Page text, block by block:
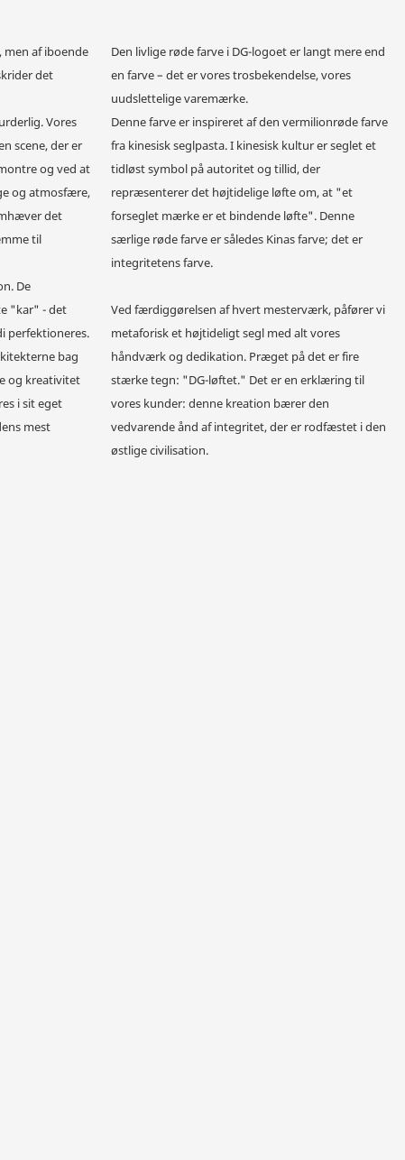
men af ​​iboende
det
Vores
scene, der er
og ved at
og atmosfære,
det
til
De
"kar" - det
perfektioneres.
bag
og kreativitet
i sit eget
mest
Den livlige røde farve i DG-logoet er langt mere end
en farve – det er vores trosbekendelse, vores
uudslettelige varemærke.
Denne farve er inspireret af den vermilionrøde farve
fra kinesisk seglpasta. I kinesisk kultur er seglet et
tidløst symbol på autoritet og tillid, der
repræsenterer det højtidelige løfte om, at "et
forseglet mærke er et bindende løfte". Denne
særlige røde farve er således Kinas farve; det er
integritetens farve.
Ved færdiggørelsen af ​​hvert mesterværk, påfører vi
metaforisk et højtideligt segl med alt vores
håndværk og dedikation. Præget på det er fire
stærke tegn: "DG-løftet." Det er en erklæring til
vores kunder: denne kreation bærer den
vedvarende ånd af integritet, der er rodfæstet i den
østlige civilisation.